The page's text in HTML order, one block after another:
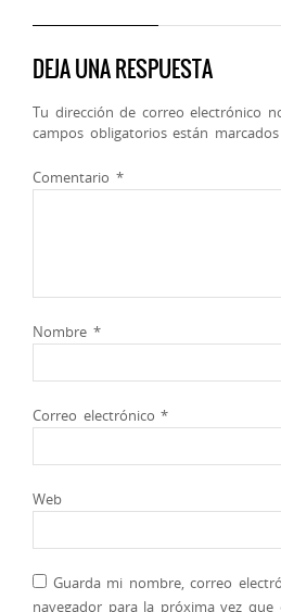
DEJA UNA RESPUESTA
Tu dirección de correo electrónico
campos obligatorios están
Comentario *
Nombre *
Correo electrónico*
Web
Guarda mi nombre, correo
navegador para la próxima vez que